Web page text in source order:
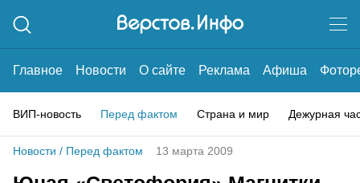
Главное Новости О сайте Реклама Афиша
ВИП-новость Перед фактом Страна и мир Дежурная
Новости / Перед фактом 13 марта 2009